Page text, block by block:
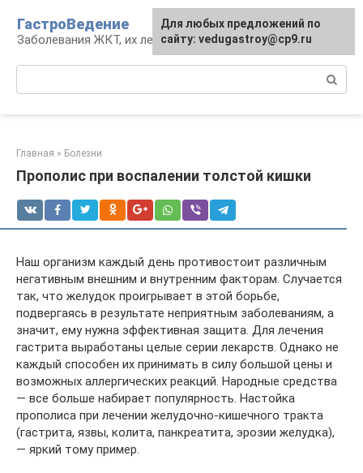
контенту
ГастроВедение
Заболевания ЖКТ, их лечение и профилактика
Главная » Болезни
Прополис при воспалении толстой кишки
Наш организм каждый день противостоит различным
негативным внешним и внутренним факторам. Случается
так, что желудок проигрывает в этой борьбе,
подвергаясь в результате неприятным заболеваниям, а
значит, ему нужна эффективная защита. Для лечения
гастрита выработаны целые серии лекарств. Однако не
каждый способен их принимать в силу большой цены и
возможных аллергических реакций. Народные средства
— все больше набирает популярность. Настойка
прополиса при лечении желудочно-кишечного тракта
(гастрита, язвы, колита, панкреатита, эрозии желудка),
— яркий тому пример.
Для любых предложений по
сайту: vedugastroy@cp9.ru